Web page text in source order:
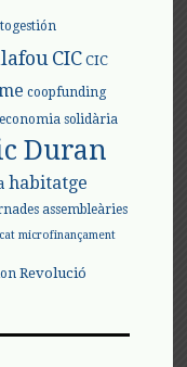
CIC CIC
coopfunding
economia solidària
Duran
habitatge
assembleàries
microfinançament
Revolució